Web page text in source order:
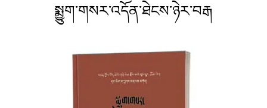
སྨྱུག་གསར་འདོན་ཐེངས་ཉེར་བརྒ